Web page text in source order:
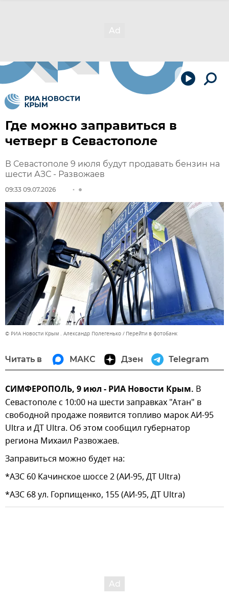
Где можно заправиться в
четверг в Севастополе
В Севастополе 9 июля будут продавать бензин на
шести АЗС - Развожаев
09:33 09.07.2026
© РИА Новости Крым . Александр Полегенько Перейти в фотобанк
Читать в МАКС Дзен Telegram
СИМФЕРОПОЛЬ, 9 июл - РИА Новости Крым. В
Севастополе с 10:00 на шести заправках "Атан" в
свободной продаже появится топливо марок АИ-95
Ultra и ДТ Ultra. Об этом сообщил губернатор
региона Михаил Развожаев.
Заправиться можно будет на:
*АЗС 60 Качинское шоссе 2 (АИ-95, ДТ Ultra)
*АЗС 68 ул. Горпищенко, 155 (АИ-95, ДТ Ultra)